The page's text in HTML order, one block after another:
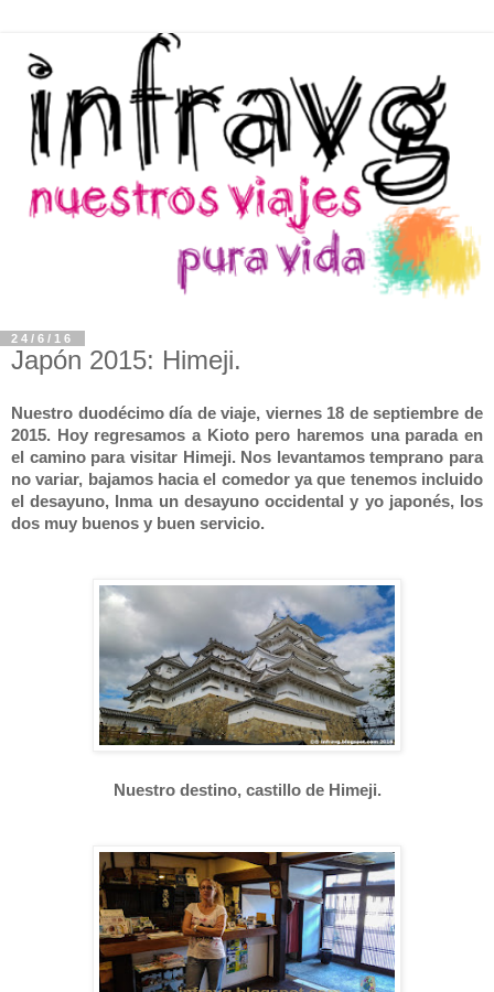
24/6/16
Japón 2015: Himeji.
Nuestro duodécimo día de viaje, viernes 18 de septiembre de
2015. Hoy regresamos a Kioto pero haremos una parada en
el camino para visitar Himeji. Nos levantamos temprano para
no variar, bajamos hacia el comedor ya que tenemos incluido
el desayuno, Inma un desayuno occidental y yo japonés, los
dos muy buenos y buen servicio.
Nuestro destino, castillo de Himeji.